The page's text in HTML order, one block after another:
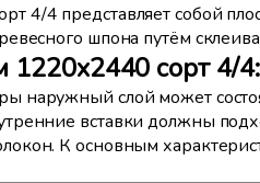
4/4 представляет собой
шпона путём
сорт 4/
наружный слой может
вставки должны
К основным